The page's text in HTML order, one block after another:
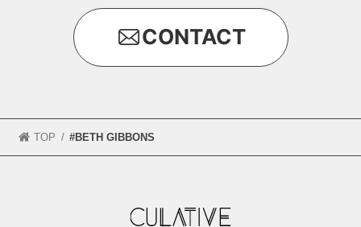
CONTACT
TOP #BETH GIBBONS